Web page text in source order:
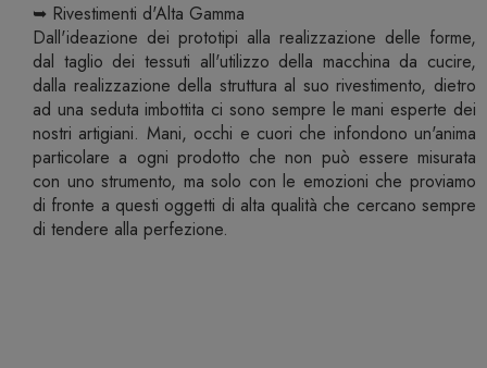
➥ Rivestimenti d'Alta Gamma
Dall'ideazione dei prototipi alla realizzazione delle forme,
dal taglio dei tessuti all'utilizzo della macchina da cucire,
dalla realizzazione della struttura al suo rivestimento, dietro
ad una seduta imbottita ci sono sempre le mani esperte dei
nostri artigiani. Mani, occhi e cuori che infondono un'anima
particolare a ogni prodotto che non può essere misurata
con uno strumento, ma solo con le emozioni che proviamo
di fronte a questi oggetti di alta qualità che cercano sempre
di tendere alla perfezione.